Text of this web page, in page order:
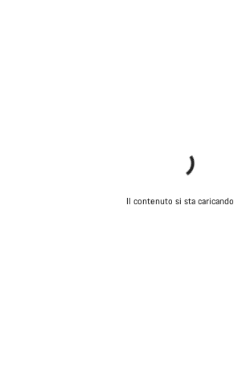
Il contenuto si sta caricando